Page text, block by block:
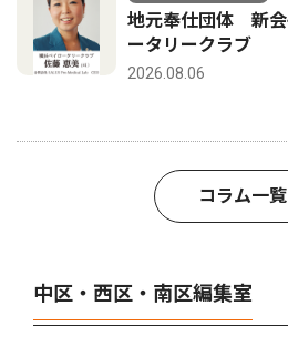
地元奉仕団体 新
ータリークラブ
2026.08.06
コラム一覧
中区・西区・南区編集室